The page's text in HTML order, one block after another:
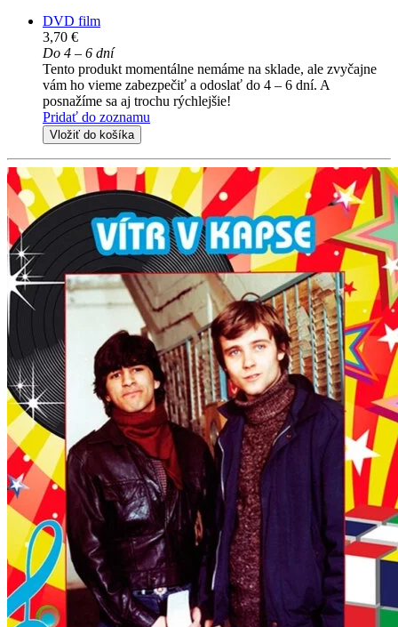
DVD film
3,70 €
Do 4 – 6 dní
Tento produkt momentálne nemáme na sklade, ale zvyčajne
vám ho vieme zabezpečiť a odoslať do 4 – 6 dní. A
posnažíme sa aj trochu rýchlejšie!
Pridať do zoznamu
Vložiť do košíka